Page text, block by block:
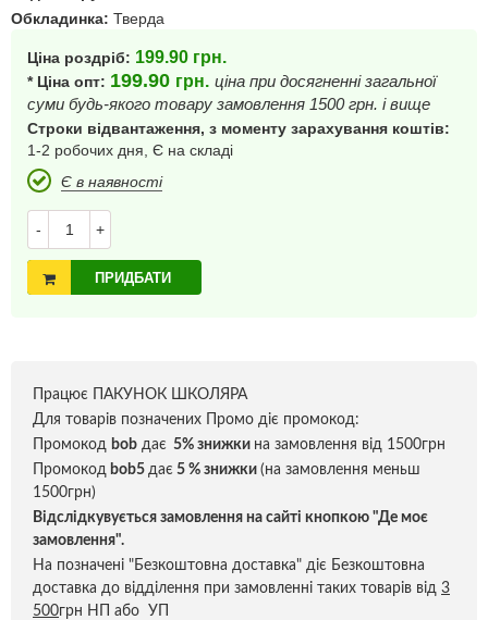
Обкладинка: Тверда
Ціна роздріб: 199.90 грн.
* Ціна опт: 199.90 грн. ціна при досягненні загальної
суми будь-якого товару замовлення 1500 грн. і вище
Строки відвантаження, з моменту зарахування коштів:
1-2 робочих дня, Є на складі
Є в наявності
- +
ПРИДБАТИ
Працює ПАКУНОК ШКОЛЯРА
Для товарів позначених Промо діє промокод:
Промокод bob дає 5% знижки на замовлення від 1500грн
Промокод bob5 дає 5 % знижки (на замовлення меньш
1500грн)
Відслідкувується замовлення на сайті кнопкою "Де моє
замовлення".
На позначені "Безкоштовна доставка" діє Безкоштовна
доставка до відділення при замовленні таких товарів від 3
500грн НП або УП